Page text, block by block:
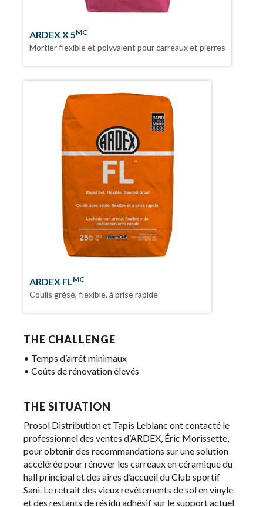
ARDEX X 5MC
Mortier flexible et polyvalent pour carreaux et pierres
ARDEX FLMC
Coulis grésé, flexible, à prise rapide
THE CHALLENGE
• Temps d’arrêt minimaux
• Coûts de rénovation élevés
THE SITUATION
Prosol Distribution et Tapis Leblanc ont contacté le
professionnel des ventes d’ARDEX, Éric Morissette,
pour obtenir des recommandations sur une solution
accélérée pour rénover les carreaux en céramique du
hall principal et des aires d’accueil du Club sportif
Sani. Le retrait des vieux revêtements de sol en vinyle
et des restants de résidu adhésif sur le support actuel